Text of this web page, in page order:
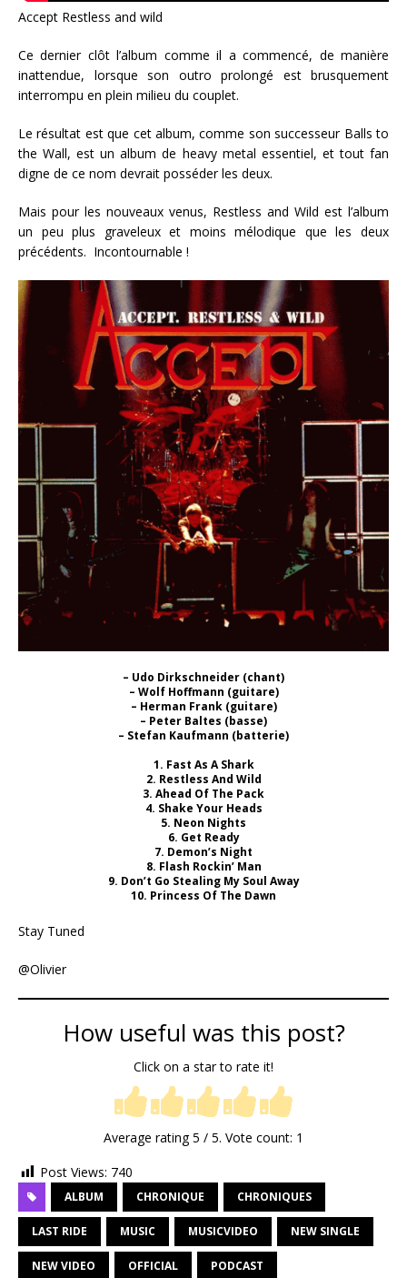
Accept Restless and wild
Ce dernier clôt l’album comme il a commencé, de manière
inattendue, lorsque son outro prolongé est brusquement
interrompu en plein milieu du couplet.
Le résultat est que cet album, comme son successeur Balls to
the Wall, est un album de heavy metal essentiel, et tout fan
digne de ce nom devrait posséder les deux.
Mais pour les nouveaux venus, Restless and Wild est l’album
un peu plus graveleux et moins mélodique que les deux
précédents. Incontournable !
– Udo Dirkschneider (chant)
– Wolf Hoffmann (guitare)
– Herman Frank (guitare)
– Peter Baltes (basse)
– Stefan Kaufmann (batterie)
1. Fast As A Shark
2. Restless And Wild
3. Ahead Of The Pack
4. Shake Your Heads
5. Neon Nights
6. Get Ready
7. Demon’s Night
8. Flash Rockin’ Man
9. Don’t Go Stealing My Soul Away
10. Princess Of The Dawn
Stay Tuned
@Olivier
How useful was this post?
Click on a star to rate it!
Average rating5 / 5. Vote count: 1
Post Views: 740
ALBUM CHRONIQUE CHRONIQUES
LAST RIDE MUSIC MUSICVIDEO NEW SINGLE
NEW VIDEO OFFICIAL PODCAST